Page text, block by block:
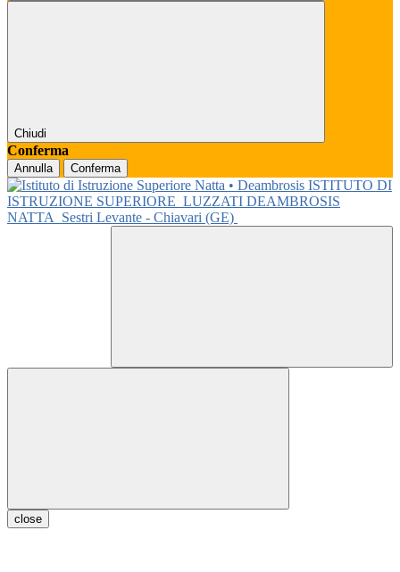
Chiudi
Conferma
Annulla Conferma
ISTITUTO DI
ISTRUZIONE SUPERIORE LUZZATI DEAMBROSIS
NATTA
Sestri Levante - Chiavari (GE)
close